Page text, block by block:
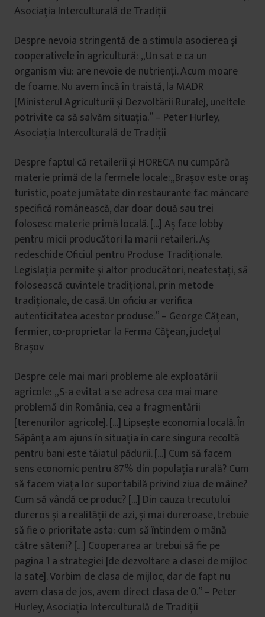
Asociația Interculturală de Tradiții
Despre nevoia stringentă de a stimula asocierea și
cooperativele în agricultură: „Un sat e ca un
organism viu: are nevoie de nutrienți. Acum moare
de foame. Nu avem încă în traistă, la MADR
[Ministerul Agriculturii și Dezvoltării Rurale], uneltele
potrivite ca să salvăm situația.” – Peter Hurley,
Asociația Interculturală de Tradiții
Despre faptul că retailerii și HORECA nu cumpără
materie primă de la fermele locale:„Brașov este oraș
turistic, poate jumătate din restaurante fac mâncare
specifică românească, dar doar două sau trei
folosesc materie primă locală. […] Aș face lobby
pentru micii producători la marii retaileri. Aș
redeschide Oficiul pentru Produse Tradiționale.
Legislația permite și altor producători, neatestați, să
folosească cuvintele tradițional, prin metode
tradiționale, de casă. Un oficiu ar verifica
autenticitatea acestor produse.” – George Cățean,
fermier, co-proprietar la Ferma Cățean, județul
Brașov
Despre cele mai mari probleme ale exploatării
agricole: „S-a evitat a se adresa cea mai mare
problemă din România, cea a fragmentării
[terenurilor agricole]. […] Lipsește economia locală. În
Săpânța am ajuns în situația în care singura recoltă
pentru bani este tăiatul pădurii. […] Cum să facem
sens economic pentru 87% din populația rurală? Cum
să facem viața lor suportabilă privind ziua de mâine?
Cum să vândă ce produc? […] Din cauza trecutului
dureros și a realității de azi, și mai dureroase, trebuie
să fie o prioritate asta: cum să întindem o mână
către săteni? […] Cooperarea ar trebui să fie pe
pagina 1 a strategiei [de dezvoltare a clasei de mijloc
la sate]. Vorbim de clasa de mijloc, dar de fapt nu
avem clasa de jos, avem direct clasa de 0.” – Peter
Hurley, Asociația Interculturală de Tradiții